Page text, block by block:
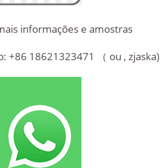
informações e amostras
+86 18621323471 （ ou , zjaska)